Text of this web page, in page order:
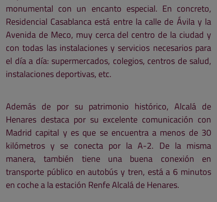
monumental con un encanto especial. En concreto,
Residencial Casablanca está entre la calle de Ávila y la
Avenida de Meco, muy cerca del centro de la ciudad y
con todas las instalaciones y servicios necesarios para
el día a día: supermercados, colegios, centros de salud,
instalaciones deportivas, etc.
Además de por su patrimonio histórico, Alcalá de
Henares destaca por su excelente comunicación con
Madrid capital y es que se encuentra a menos de 30
kilómetros y se conecta por la A-2. De la misma
manera, también tiene una buena conexión en
transporte público en autobús y tren, está a 6 minutos
en coche a la estación Renfe Alcalá de Henares.